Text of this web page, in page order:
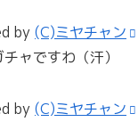
by (C)ミヤチャン
ャですわ（汗）
by (C)ミヤチャン